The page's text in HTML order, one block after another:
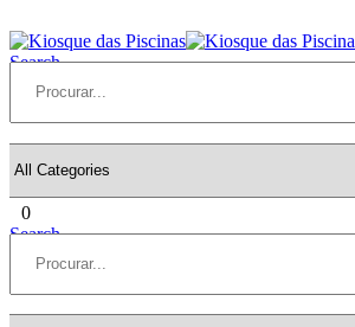
Search
0
Search